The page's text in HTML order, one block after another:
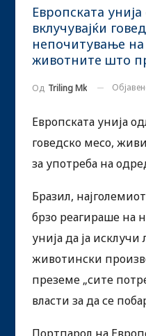
Европската
вклучувајќи
непочитување
животните што
Од Triling Mk
Европската унија
говедско месо,
за употреба на
Бразил,
брзо реагираше на
унија да ја
животински
преземе „сите
власти за да се